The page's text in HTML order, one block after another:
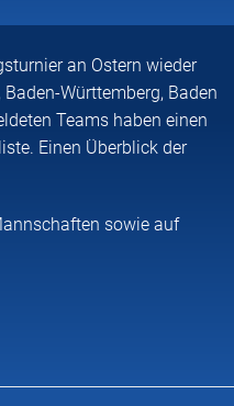
an Ostern wieder
Württemberg, Baden
Teams haben einen
Einen Überblick der
sowie auf